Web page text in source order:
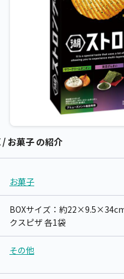
お菓子 の紹介
お菓子
BOXサイズ：約
クスピザ 各1袋
その他